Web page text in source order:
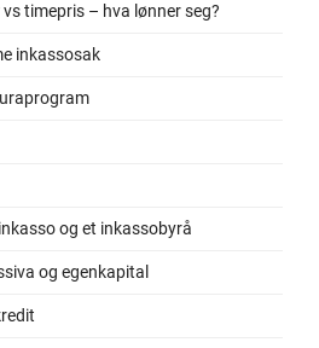
timepris – hva lønner seg?
inkassosak
og et inkassobyrå
og egenkapital